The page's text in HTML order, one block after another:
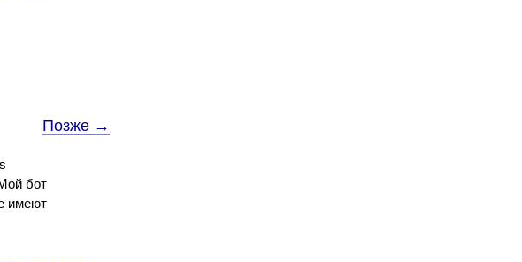
Позже →
бот
имеют